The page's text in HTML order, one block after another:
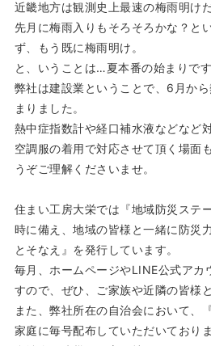
近畿地方は観測史上最速の梅雨明け
先月に梅雨入りもそろそろかな？と
ず、もう既に梅雨明け。
と、いうことは…夏本番の始まりで
弊社は建設業ということで、6月か
まりました。
熱中症指数計や経口補水液などなど
空調服の着用で対応させて頂く場面
うぞご理解くださいませ。
住まい工房大栄では『地域防災ステ
時に備え、地域の皆様と一緒に防災
とそなえ』を発行しています。
毎月、ホームページやLINE公式アカ
すので、ぜひ、ご家族や近隣の皆様
また、弊社所在の自治会において、
家庭に毎号配布していただいておりま